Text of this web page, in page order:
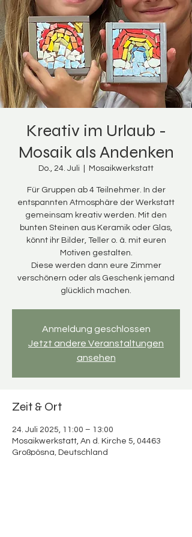
Kreativ im Urlaub -
Mosaik als Andenken
Do., 24. Juli Mosaikwerkstatt
Für Gruppen ab 4 Teilnehmer. In der
entspannten Atmosphäre der Werkstatt
gemeinsam kreativ werden. Mit den
bunten Steinen aus Keramik oder Glas,
könnt ihr Bilder, Teller o. ä. mit euren
Motiven gestalten.
Diese werden dann eure Zimmer
verschönern oder als Geschenk jemand
glücklich machen.
Anmeldung geschlossen
Jetzt andere Veranstaltungen
ansehen
Zeit & Ort
24. Juli 2025, 11:00 – 13:00
Mosaikwerkstatt, An d. Kirche 5, 04463
Großpösna, Deutschland